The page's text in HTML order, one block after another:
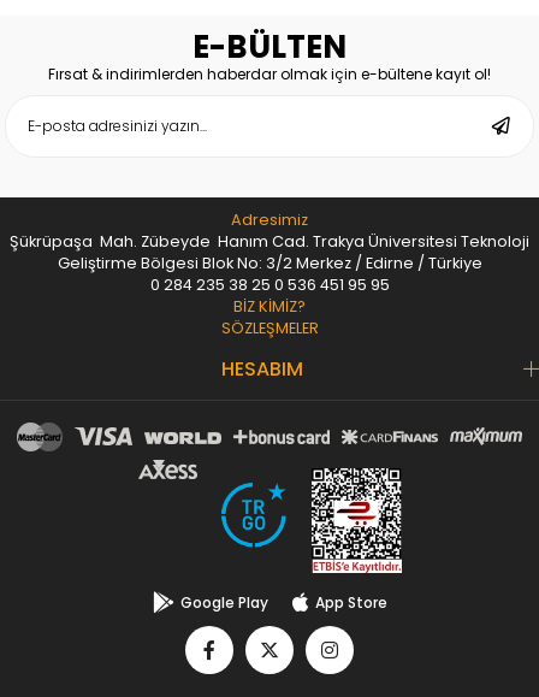
E-BÜLTEN
Fırsat & indirimlerden haberdar olmak için e-bültene kayıt ol!
Adresimiz
Şükrüpaşa Mah. Zübeyde Hanım Cad. Trakya Üniversitesi Teknoloji
Geliştirme Bölgesi Blok No: 3/2 Merkez / Edirne / Türkiye
0 284 235 38 25 0 536 451 95 95
BİZ KİMİZ?
SÖZLEŞMELER
HESABIM
Google Play App Store